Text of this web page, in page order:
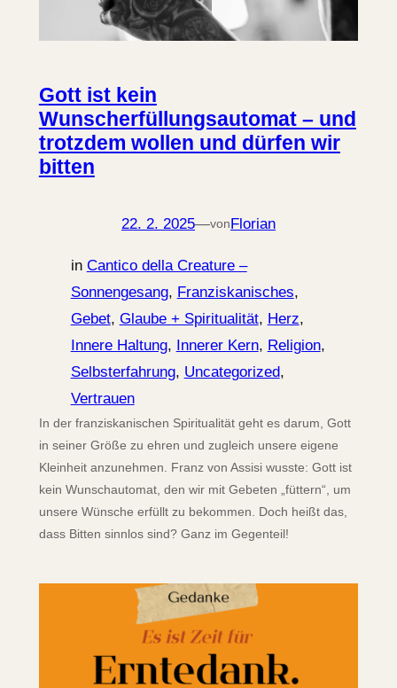
Gott ist kein
Wunscherfüllungsautomat – und
trotzdem wollen und dürfen wir
bitten
22. 2. 2025—vonFlorian
in Cantico della Creature –
Sonnengesang, Franziskanisches
Gebet, Glaube + Spiritualität, Herz
Innere Haltung, Innerer Kern, Religion
Selbsterfahrung, Uncategorized
Vertrauen
In der franziskanischen Spiritualität geht es darum, Gott
in seiner Größe zu ehren und zugleich unsere eigene
Kleinheit anzunehmen. Franz von Assisi wusste: Gott ist
kein Wunschautomat, den wir mit Gebeten „füttern“, um
unsere Wünsche erfüllt zu bekommen. Doch heißt das,
dass Bitten sinnlos sind? Ganz im Gegenteil!